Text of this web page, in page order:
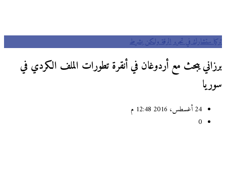
تركيا ستشارك في تحرير الرقة ولكن بشرط
برزاني يبحث مع أردوغان في أنقرة تطورات الملف الكردي في
سوريا
24 أغسطس، 2016 12:48 م